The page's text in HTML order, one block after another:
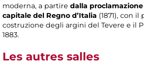
moderna, a partire dalla
capitale del Regno d’Italia (1871), con
costruzione degli argini del Tevere e il
1883.
Les autres salles